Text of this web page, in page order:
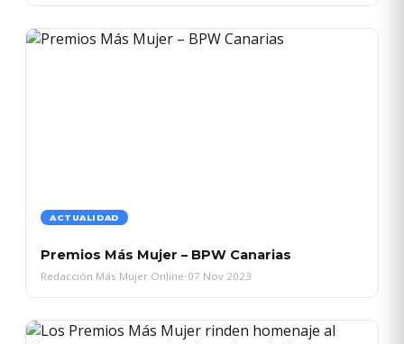
ACTUALIDAD
Premios Más Mujer – BPW Canarias
Redacción Más Mujer Online•07 Nov 2023